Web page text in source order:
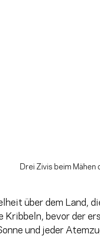
Drei Zivis beim Mähen
über dem Land,
Kribbeln, bevor der
und jeder